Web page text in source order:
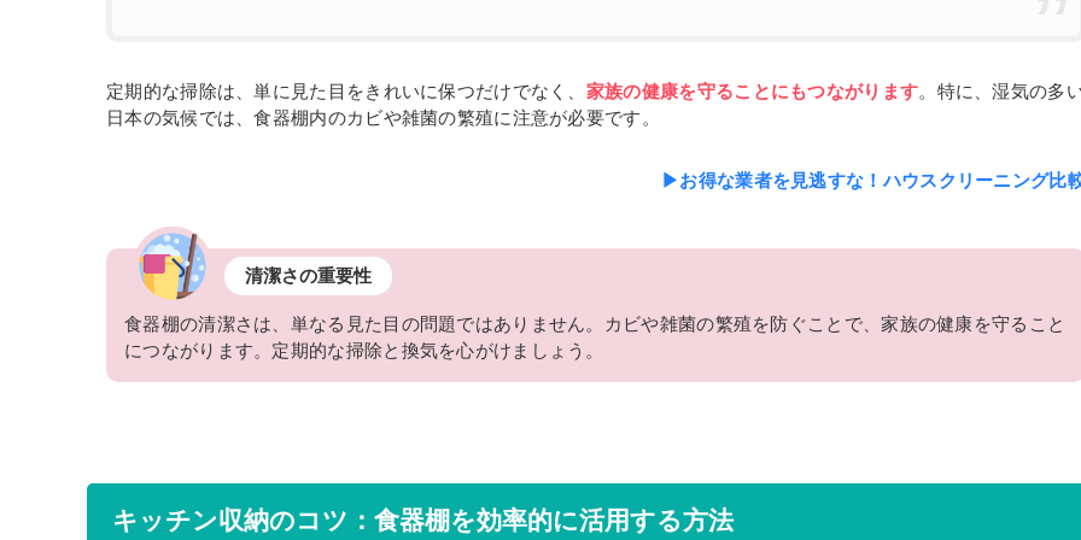
定期的な掃除は、単に見た目をきれいに保つだけでなく、 家族の健康を守ることにもつながります。特に、湿気の多
日本の気候では、食器棚内のカビや雑菌の繁殖に注意が必要です。
▶お得な業者を見逃すな！ハウスクリーニング比
清潔さの重要性
食器棚の清潔さは、単なる見た目の問題ではありません。カビや雑菌の繁殖を防ぐことで、家族の健康を守ること
につながります。定期的な掃除と換気を心がけましょう。
キッチン収納のコツ：食器棚を効率的に活用する方法